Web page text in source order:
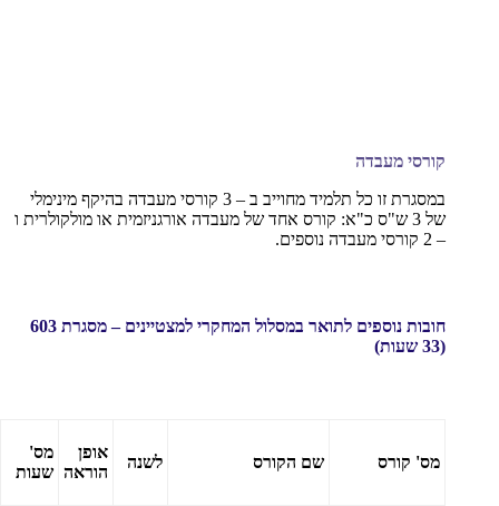
קורסי מעבדה
במסגרת זו כל תלמיד מחוייב ב – 3 קורסי מעבדה בהיקף מינימלי
של 3 ש"ס כ"א: קורס אחד של מעבדה אורגניזמית או מולקולרית ו
– 2 קורסי מעבדה נוספים.
חובות נוספים לתואר במסלול המחקרי למצטיינים – מסגרת 603
(33 שעות)
מס' קורס שם הקורס לשנה
אופן
הוראה
מס'
שעות